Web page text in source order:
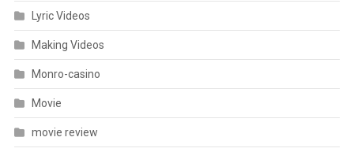
Lyric Videos
Making Videos
Monro-casino
Movie
movie review